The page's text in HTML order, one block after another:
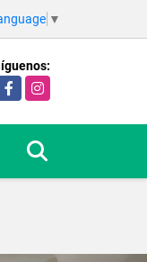
▼
FacebookInstagram